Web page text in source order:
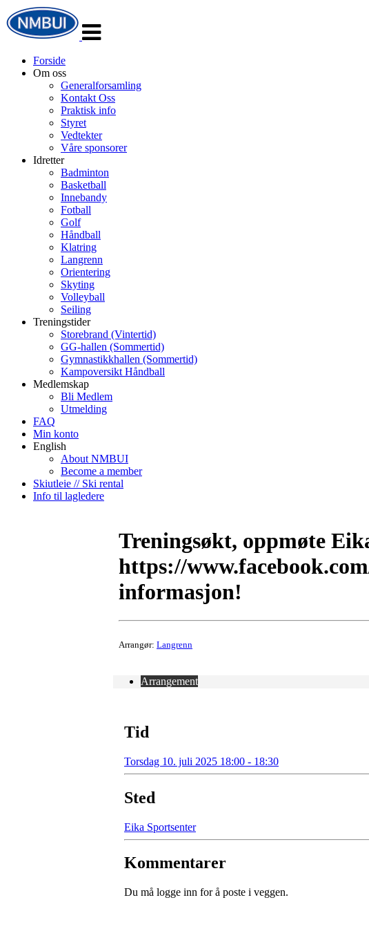
navigasjon
Forside
Om oss
Generalforsamling
Kontakt Oss
Praktisk info
Styret
Vedtekter
Våre sponsorer
Idretter
Badminton
Basketball
Innebandy
Fotball
Golf
Håndball
Klatring
Langrenn
Orientering
Skyting
Volleyball
Seiling
Treningstider
Storebrand (Vintertid)
GG-hallen (Sommertid)
Gymnastikkhallen (Sommertid)
Kampoversikt Håndball
Medlemskap
Bli Medlem
Utmelding
FAQ
Min konto
English
About NMBUI
Become a member
Skiutleie // Ski rental
Info til lagledere
Treningsøkt, oppmøte
https://
informasjon!
Arrangør: Langrenn
Arrangement
Tid
Torsdag 10. juli 2025 18:00 - 18:30
Sted
Eika Sportsenter
Kommentarer
Du må logge inn for å poste i veggen.